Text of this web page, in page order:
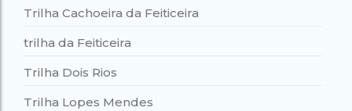
Trilha Cachoeira da Feiticeira
trilha da Feiticeira
Trilha Dois Rios
Trilha Lopes Mendes